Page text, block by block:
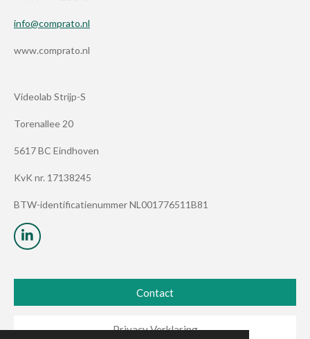
info@comprato.nl
www.comprato.nl
Videolab Strijp-S
Torenallee 20
5617 BC Eindhoven
KvK nr. 17138245
BTW-identificatienummer NL001776511B81
L
i
k
d
n
Contact
Privacy Verklaring